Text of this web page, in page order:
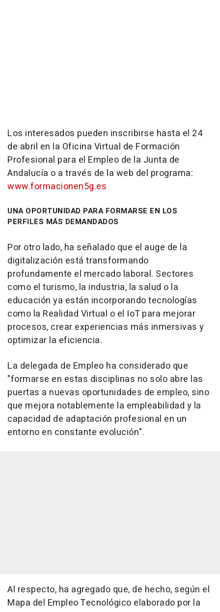
Los interesados pueden inscribirse hasta el 24
de abril en la Oficina Virtual de Formación
Profesional para el Empleo de la Junta de
Andalucía o a través de la web del programa:
www.formacionen5g.es
UNA OPORTUNIDAD PARA FORMARSE EN LOS
PERFILES MÁS DEMANDADOS
Por otro lado, ha señalado que el auge de la
digitalización está transformando
profundamente el mercado laboral. Sectores
como el turismo, la industria, la salud o la
educación ya están incorporando tecnologías
como la Realidad Virtual o el IoT para mejorar
procesos, crear experiencias más inmersivas y
optimizar la eficiencia.
La delegada de Empleo ha considerado que
"formarse en estas disciplinas no solo abre las
puertas a nuevas oportunidades de empleo, sino
que mejora notablemente la empleabilidad y la
capacidad de adaptación profesional en un
entorno en constante evolución".
Al respecto, ha agregado que, de hecho, según el
Mapa del Empleo Tecnológico elaborado por la